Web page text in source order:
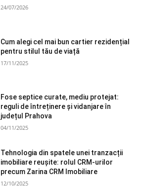
24/07/2026
Cum alegi cel mai bun cartier rezidențial
pentru stilul tău de viață
17/11/2025
Fose septice curate, mediu protejat:
reguli de întreținere și vidanjare în
județul Prahova
04/11/2025
Tehnologia din spatele unei tranzacții
imobiliare reușite: rolul CRM-urilor
precum Zarina CRM Imobiliare
12/10/2025